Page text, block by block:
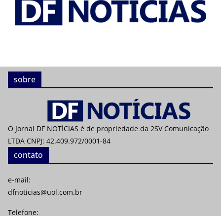
sobre
O Jornal DF NOTÍCIAS é de propriedade da 2SV Comunicação
LTDA CNPJ: 42.409.972/0001-84
contato
e-mail:
dfnoticias@uol.com.br
Telefone: